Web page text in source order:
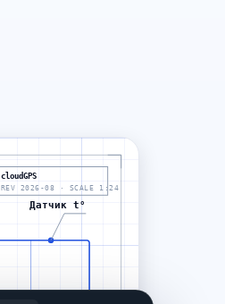
cloudGPS
REV 2026-08 · SCALE 1:24
Датчик t°